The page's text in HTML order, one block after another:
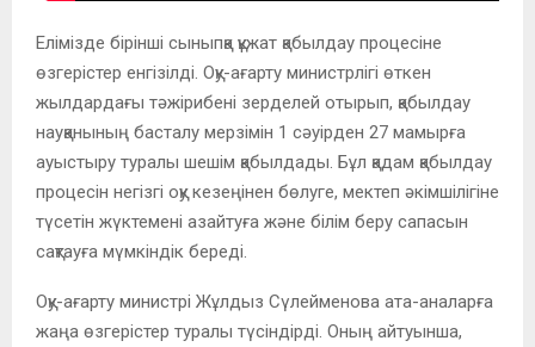
Елімізде бірінші сыныпқа құжат қабылдау процесіне
өзгерістер енгізілді. Оқу-ағарту министрлігі өткен
жылдардағы тәжірибені зерделей отырып, қабылдау
науқанының басталу мерзімін 1 сәуірден 27 мамырға
ауыстыру туралы шешім қабылдады. Бұл қадам қабылдау
процесін негізгі оқу кезеңінен бөлуге, мектеп әкімшілігіне
түсетін жүктемені азайтуға және білім беру сапасын
сақтауға мүмкіндік береді.
Оқу-ағарту министрі Жұлдыз Сүлейменова ата-аналарға
жаңа өзгерістер туралы түсіндірді. Оның айтуынша,